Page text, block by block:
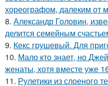
хореографом, далеким от
8. Александр Головин,
делится семейным
9. Кекс грушевый. Для
10. Мало кто знает, но
женаты, хотя вместе уже
11. Рулетики из слоеного